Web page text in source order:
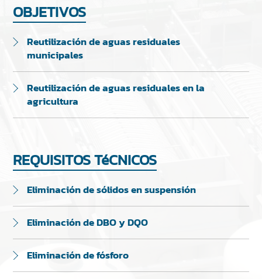
OBJETIVOS
Reutilización de aguas residuales
municipales
Reutilización de aguas residuales en la
agricultura
REQUISITOS TéCNICOS
Eliminación de sólidos en suspensión
Eliminación de DBO y DQO
Eliminación de fósforo